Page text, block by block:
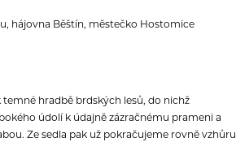
hájovna Běštín, městečko Hostomice
hradbě brdských lesů, do nichž
údolí k údajně zázračnému prameni a
Ze sedla pak už pokračujeme rovně vzhůru